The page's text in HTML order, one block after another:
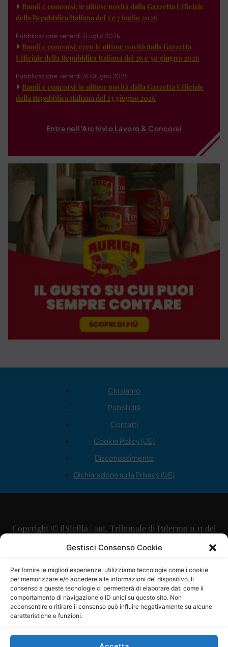
Gestisci Consenso Cookie
Per fornire le migliori esperienze, utilizziamo tecnologie come i cookie
per memorizzare e/o accedere alle informazioni del dispositivo. Il
consenso a queste tecnologie ci permetterà di elaborare dati come il
comportamento di navigazione o ID unici su questo sito. Non
acconsentire o ritirare il consenso può influire negativamente su alcune
caratteristiche e funzioni.
Bandi e concorsi: le ultime novità dalla Gazzetta Ufficiale
della Repubblica Italiana del 3 e 7 luglio 2026
Pubblicazione: venerdì 3 Luglio 2026
Bandi e concorsi: ecco le ultime novità dalla Gazzetta
Ufficiale della Repubblica Italiana del 26 e 30 giugno 2026
Pubblicazione: venerdì 26 Giugno 2026
Bandi e concorsi: le ultime novità dalla Gazzetta Ufficiale
della Repubblica Italiana del 23 giugno 2026
Entra nell'Archivio Lavoro & Concorsi
Chi siamo
Pubblicità
Contatti
Cookie Policy (UE)
Disconoscimento
Dichiarazione sulla Privacy (UE)
Copyright © ilSicilia | aut. Tribunale di Palermo n.11 del
29/09/2015
Direttore Editoriale: Maurizio Scaglione
Direttore Responsabile: Maria Calabrese
P.IVA: 06334930820